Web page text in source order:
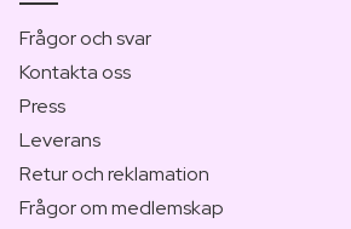
Frågor och svar
Kontakta oss
Press
Leverans
Retur och reklamation
Frågor om medlemskap